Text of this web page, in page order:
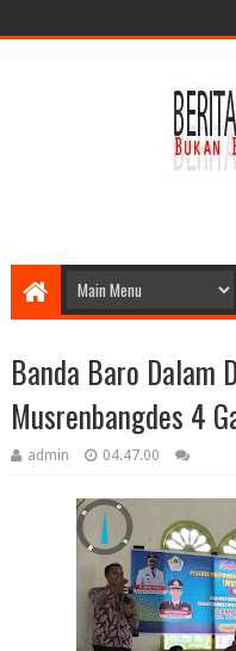
Banda Baro Dalam
Musrenbangdes 4
admin 04.47.00